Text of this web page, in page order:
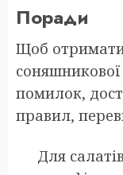
Поради
Щоб
соняшникової
помилок,
правил,
Для